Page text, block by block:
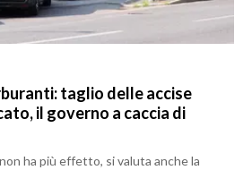
taglio delle accise
il governo a caccia di
ha più effetto, si valuta anche la